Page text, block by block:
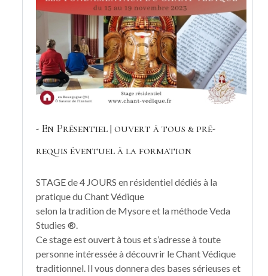
- En Présentiel | ouvert à tous & pré-
requis éventuel à la formation
STAGE de 4 JOURS en résidentiel dédiés à la
pratique du Chant Védique
selon la tradition de Mysore et la méthode Veda
Studies ®.
Ce stage est ouvert à tous et s’adresse à toute
personne intéressée à découvrir le Chant Védique
traditionnel. Il vous donnera des bases sérieuses et